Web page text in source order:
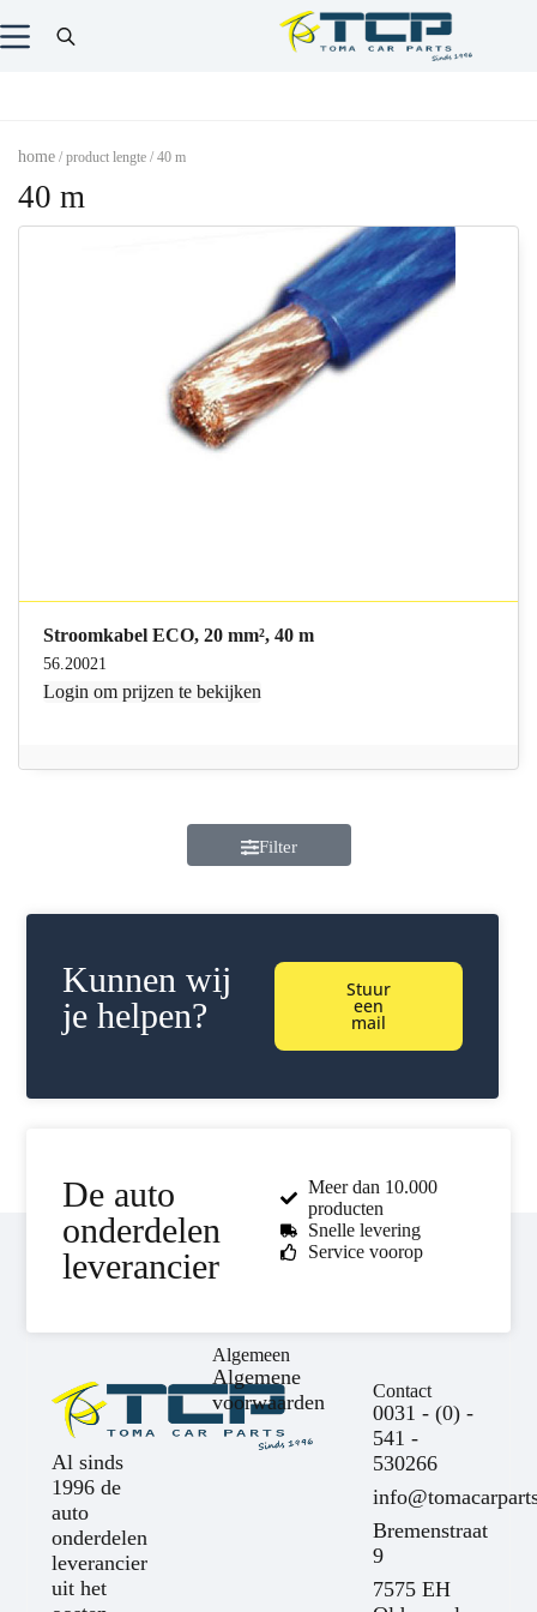
home / product lengte / 40 m
40 m
Stroomkabel ECO, 20 mm², 40 m
56.20021
Login om prijzen te bekijken
Filter
Kunnen wij
je helpen?
Stuur
een
mail
De auto
onderdelen
leverancier
Meer dan 10.000
producten
Snelle levering
Service voorop
Al sinds
1996 de
auto
onderdelen
leverancier
uit het
Algemeen
Algemene
voorwaarden
Contact
0031 - (0) -
541 -
530266
Bremenstraat
9
7575 EH